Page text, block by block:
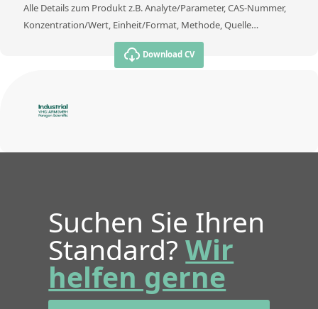
Alle Details zum Produkt z.B. Analyte/Parameter, CAS-Nummer,
Konzentration/Wert, Einheit/Format, Methode, Quelle…
Download CV
Suchen Sie Ihren
Standard?Wir
helfen gerne